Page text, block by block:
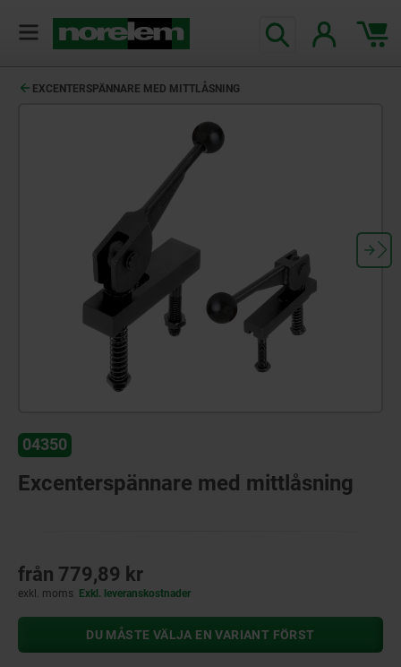
EXCENTERSPÄNNARE MED MITTLÅSNING
04350
Excenterspännare med mittlåsning
från 779,89 kr
exkl. moms Exkl. leveranskostnader
DU MÅSTE VÄLJA EN VARIANT FÖRST